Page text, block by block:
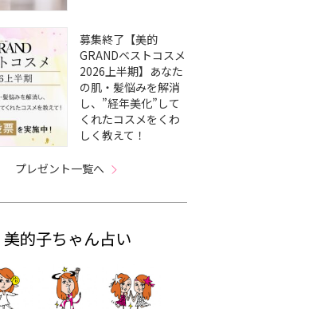
募集終了【美的
GRANDベストコスメ
2026上半期】あなた
の肌・髪悩みを解消
し、”経年美化”して
くれたコスメをくわ
しく教えて！
プレゼント一覧へ
美的子ちゃん占い